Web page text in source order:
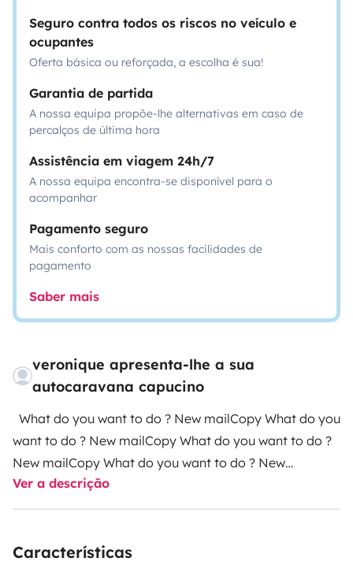
Seguro contra todos os riscos no veículo e
ocupantes
Oferta básica ou reforçada, a escolha é sua!
Garantia de partida
A nossa equipa propõe-lhe alternativas em caso de
percalços de última hora
Assistência em viagem 24h/7
A nossa equipa encontra-se disponível para o
acompanhar
Pagamento seguro
Mais conforto com as nossas facilidades de
pagamento
Saber mais
veronique apresenta-lhe a sua
autocaravana capucino
want to do ? New mailCopy What do you want to do ?
New mailCopy What do you want to do ? New
mailCopy
Ver a descrição
Características